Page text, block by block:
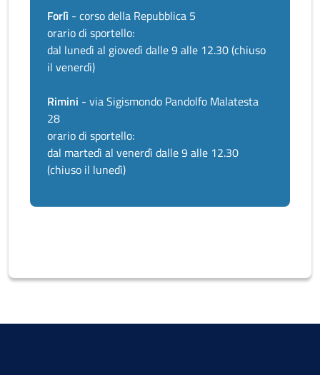
Forlì - corso della Repubblica 5
orario di sportello:
dal lunedì al giovedì dalle 9 alle 12.30 (chiuso
il venerdì)
Rimini - via Sigismondo Pandolfo Malatesta
28
orario di sportello:
dal martedì al venerdì dalle 9 alle 12.30
(chiuso il lunedì)